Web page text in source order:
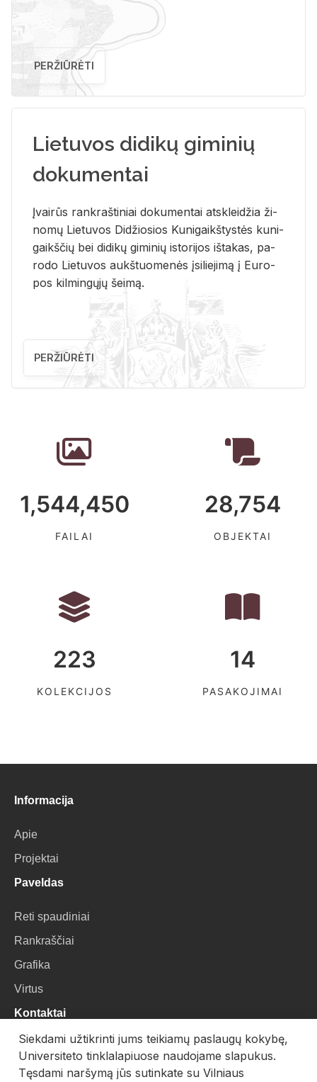
PERŽIŪRĖTI
Lietuvos didikų giminių
dokumentai
Įvai­rūs rank­raš­ti­niai do­ku­men­tai at­sklei­džia ži­
no­mų Lie­tu­vos Di­džio­sios Ku­ni­gaikš­tys­tės ku­ni­
gaikš­čių bei di­di­kų gi­mi­nių is­to­ri­jos iš­ta­kas, pa­
ro­do Lie­tu­vos aukš­tuo­me­nės įsi­lie­ji­mą į Eu­ro­
pos kil­min­gų­jų šei­mą.
PERŽIŪRĖTI
1,544,450
FAILAI
28,754
OBJEKTAI
223
KOLEKCIJOS
14
PASAKOJIMAI
Informacija
Apie
Projektai
Paveldas
Reti spaudiniai
Rankraščiai
Grafika
Virtus
Kontaktai
VU Biblioteka
Universiteto g. 3, LT-01122, Vilnius
Siekdami užtikrinti jums teikiamų paslaugų kokybę,
Universiteto tinklalapiuose naudojame slapukus.
Tęsdami naršymą jūs sutinkate su Vilniaus